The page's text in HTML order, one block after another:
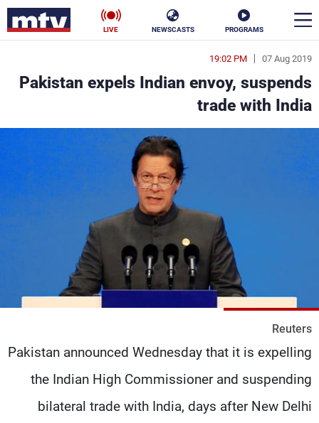
PROGRAMS
NEWSCASTS
LIVE
07 Aug 2019
19:02 PM
Pakistan expels Indian envoy, suspends
trade with India
Reuters
Pakistan announced Wednesday that it is expelling
the Indian High Commissioner and suspending
bilateral trade with India, days after New Delhi
en
الأخبار
سياسة ناس
فن
رياضة
البرامج
جدول البرامج
شاهد البرامج
الترددات
عن MTV
الإنـتـاج
وظائف
تواصل معنا